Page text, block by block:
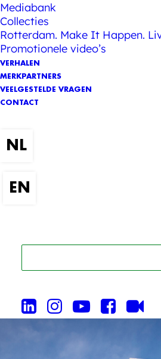
Mediabank
Collecties
Rotterdam. Make It Happen.
Promotionele video’s
VERHALEN
MERKPARTNERS
VEELGESTELDE VRAGEN
CONTACT